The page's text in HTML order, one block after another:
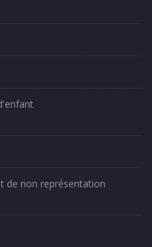
de non représentation